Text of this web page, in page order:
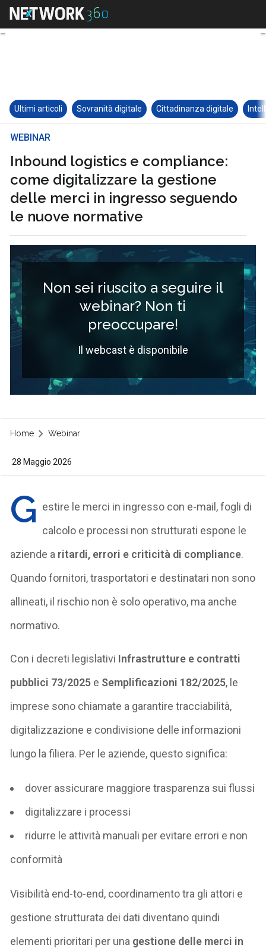
Ultimi articoli Sovranità digitale Cittadinanza digitale
WEBINAR
Inbound logistics e compliance:
come digitalizzare la gestione
delle merci in ingresso seguendo
le nuove normative
Non sei riuscito a seguire il
webinar? Non ti
preoccupare!
Il webcast è disponibile
Home Webinar
28 Maggio 2026
G estire le merci in ingresso con e-mail, fogli di
calcolo e processi non strutturati espone le
aziende a ritardi, errori e criticità di compliance.
Quando fornitori, trasportatori e destinatari non sono
allineati, il rischio non è solo operativo, ma anche
normativo.
Con i decreti legislativi Infrastrutture e contratti
pubblici 73/2025 e Semplificazioni 182/2025, le
imprese sono chiamate a garantire tracciabilità,
digitalizzazione e condivisione delle informazioni
lungo la filiera. Per le aziende, questo significa:
dover assicurare maggiore trasparenza sui flussi
digitalizzare i processi
ridurre le attività manuali per evitare errori e non
conformità
Visibilità end-to-end, coordinamento tra gli attori e
gestione strutturata dei dati diventano quindi
elementi prioritari per una gestione delle merci in